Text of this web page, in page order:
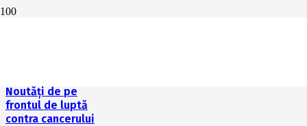
Noutăți de pe
frontul de luptă
contra cancerului